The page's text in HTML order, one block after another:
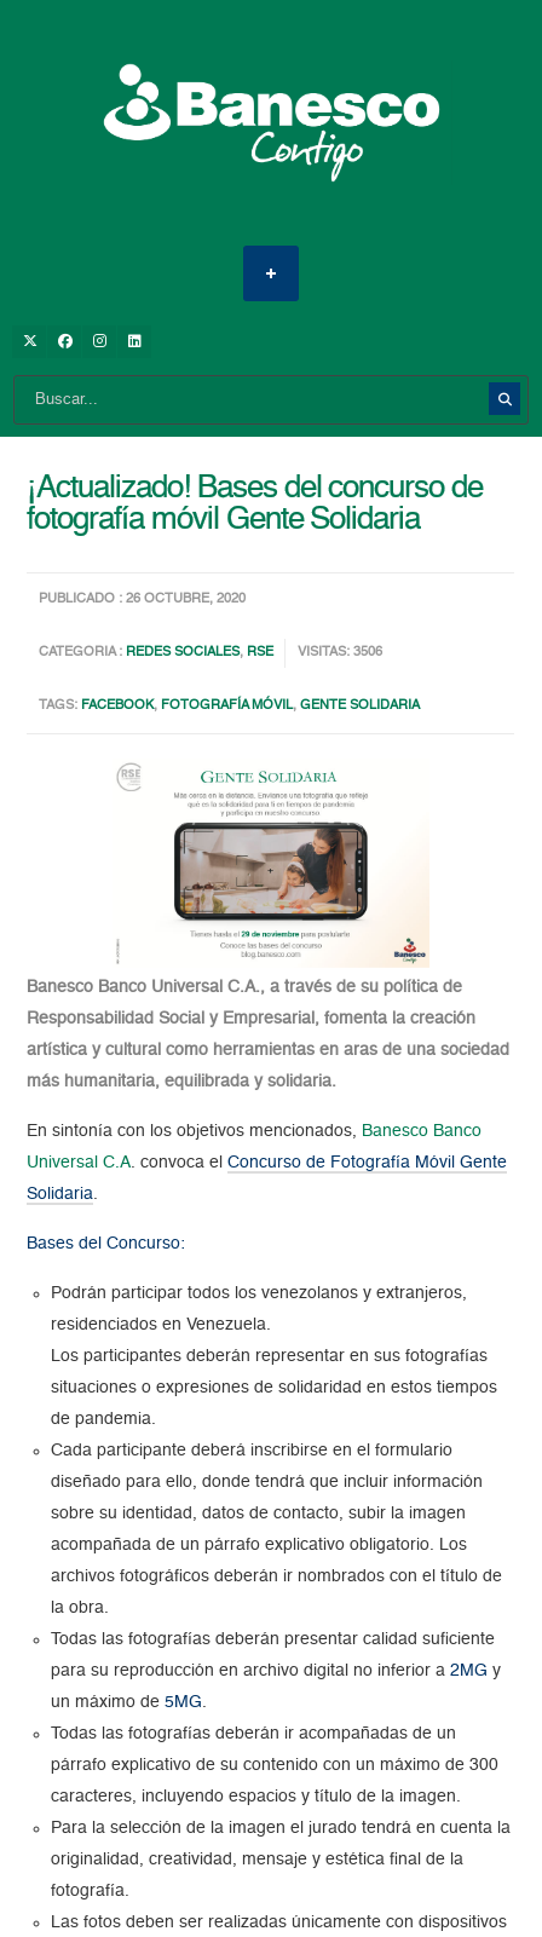
¡Actualizado! Bases del concurso de
fotografía móvil Gente Solidaria
PUBLICADO : 26 OCTUBRE, 2020
CATEGORIA : REDES SOCIALES, RSE VISITAS: 3506
TAGS: FACEBOOK, FOTOGRAFÍA MÓVIL,GENTE SOLIDARIA
Banesco Banco Universal C.A., a través de su política de
Responsabilidad Social y Empresarial, fomenta la creación
artística y cultural como herramientas en aras de una sociedad
más humanitaria, equilibrada y solidaria.
En sintonía con los objetivos mencionados, Banesco Banco
Universal C.A. convoca elConcurso de Fotografía Móvil Gente
Solidaria.
Bases del Concurso:
Podrán participar todos los venezolanos y extranjeros,
residenciados en Venezuela.
Los participantes deberán representar en sus fotografías
situaciones o expresiones de solidaridad en estos tiempos
de pandemia.
Cada participante deberá inscribirse en el formulario
diseñado para ello, donde tendrá que incluir información
sobre su identidad, datos de contacto, subir la imagen
acompañada de un párrafo explicativo obligatorio. Los
archivos fotográficos deberán ir nombrados con el título de
la obra.
Todas las fotografías deberán presentar calidad suficiente
para su reproducción en archivo digital no inferior a2MG y
un máximo de5MG.
Todas las fotografías deberán ir acompañadas de un
párrafo explicativo de su contenido con un máximo de 300
caracteres, incluyendo espacios y título de la imagen.
Para la selección de la imagen el jurado tendrá en cuenta la
originalidad, creatividad, mensaje y estética final de la
fotografía.
Las fotos deben ser realizadas únicamente con dispositivos